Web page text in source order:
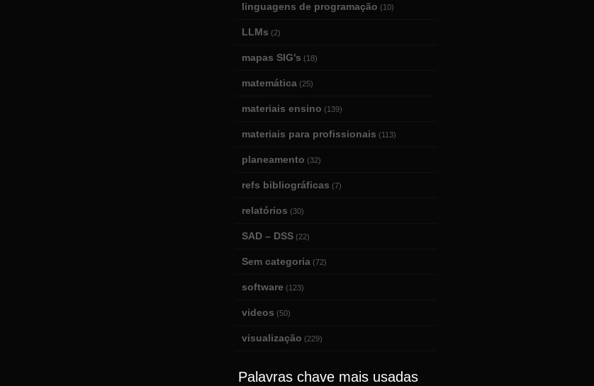
linguagens de programação (10)
LLMs (2)
mapas SIG's (18)
matemática (25)
materiais ensino (139)
materiais para profissionais (113)
planeamento (32)
refs bibliográficas (7)
relatórios (30)
SAD – DSS (22)
Sem categoria (72)
software (123)
videos (50)
visualização (229)
Palavras chave mais usadas